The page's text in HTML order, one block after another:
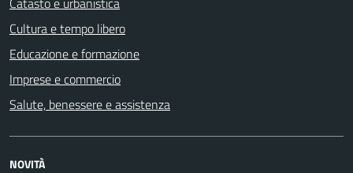
Cultura e tempo libero
Educazione e formazione
Imprese e commercio
Salute, benessere e assistenza
NOVITÀ